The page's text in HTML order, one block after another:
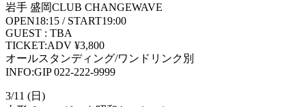
岩手 盛岡CLUB CHANGEWAVE
OPEN18:15 / START19:00
GUEST : TBA
TICKET:ADV ¥3,800
オールスタンディング/ワンドリンク別
INFO:GIP 022-222-9999
3/11 (日)